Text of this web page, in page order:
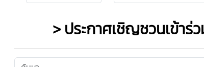
> ประกาศเชิญชวนเข้าร่